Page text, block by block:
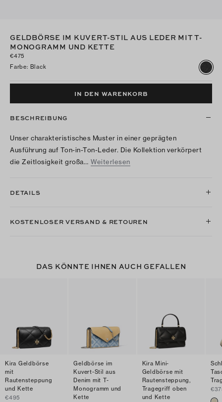
GELDBÖRSE IM KUVERT-STIL AUS LEDER MIT T-
MONOGRAMM UND KETTE
€475
Farbe: Black
IN DEN WARENKORB
BESCHREIBUNG
Unser charakteristisches Muster in einer geprägten
Ausführung auf Ton-in-Ton-Leder. Die Kollektion verkörpert
die Zeitlosigkeit großa… Weiterlesen
DETAILS
KOSTENLOSER VERSAND & RETOUREN
DAS KÖNNTE IHNEN AUCH GEFALLEN
Kira Geldbörse
mit
Rautensteppung
und Kette
€495
Geldbörse im
Kuvert-Stil aus
Denim mit T-
Monogramm und
Kette
Kira Mini-
Geldbörse mit
Rautensteppung,
Tragegriff oben
und Kette